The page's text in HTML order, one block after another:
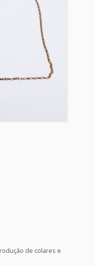
de colares e